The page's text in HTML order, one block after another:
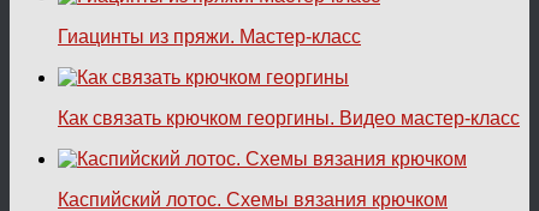
Гиацинты из пряжи. Мастер-класс
Как связать крючком георгины. Видео мастер-класс
Каспийский лотос. Схемы вязания крючком